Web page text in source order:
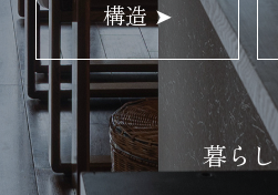
構造 ➤
暮ら